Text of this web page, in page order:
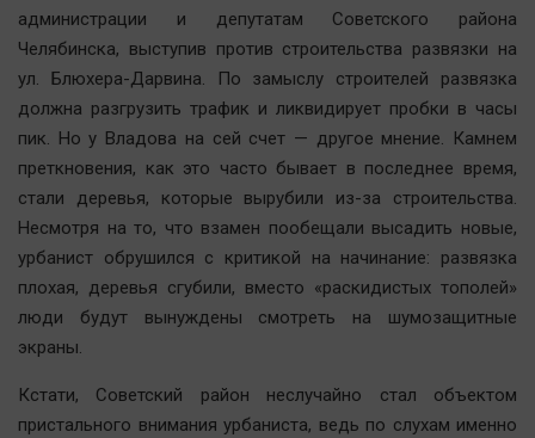
администрации и депутатам Советского района
Челябинска, выступив против строительства развязки на
ул. Блюхера-Дарвина. По замыслу строителей развязка
должна разгрузить трафик и ликвидирует пробки в часы
пик. Но у Владова на сей счет — другое мнение. Камнем
преткновения, как это часто бывает в последнее время,
стали деревья, которые вырубили из-за строительства.
Несмотря на то, что взамен пообещали высадить новые,
урбанист обрушился с критикой на начинание: развязка
плохая, деревья сгубили, вместо «раскидистых тополей»
люди будут вынуждены смотреть на шумозащитные
экраны.
Кстати, Советский район неслучайно стал объектом
пристального внимания урбаниста, ведь по слухам именно